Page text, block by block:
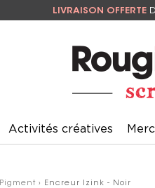
LIVRAISON OFFERTE
Activités créatives
Pigment › Encreur Izink - Noir